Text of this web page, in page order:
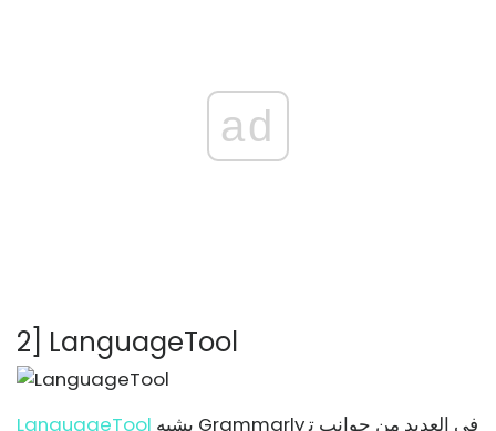
ad
2] LanguageTool
LanguageTool